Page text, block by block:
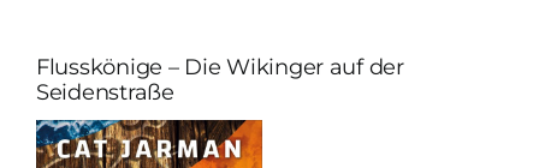
Flusskönige – Die Wikinger auf der
Seidenstraße